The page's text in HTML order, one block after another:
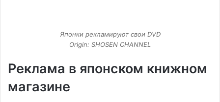
Японки рекламируют свои DVD
Origin: SHOSEN CHANNEL
Реклама в японском книжном
магазине